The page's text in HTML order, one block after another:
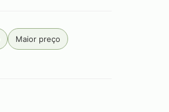
Maior preço